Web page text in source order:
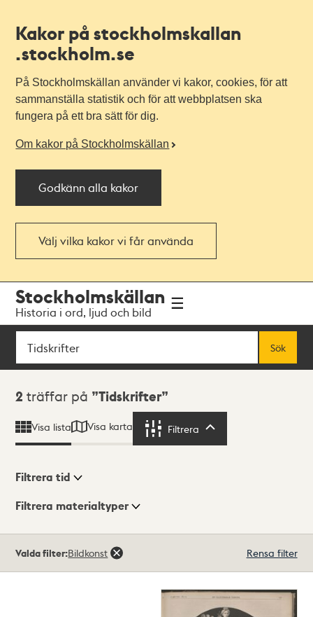
Kakor på stockholmskallan
.stockholm.se
På Stockholmskällan använder vi kakor, cookies, för att
sammanställa statistik och för att webbplatsen ska
fungera på ett bra sätt för dig.
Om kakor på Stockholmskällan
Godkänn alla kakor
Välj vilka kakor vi får använda
navigationen
huvudinnehållet
Stockholmskällan
Historia i ord, ljud och bild
Sök
Sök
Sökresultat
2 träffar på Tidskrifter
Visa lista Visa karta Filtrera
Visningsläge
Filtrera tid
Filtrera materialtyper
träffar
Valda filter:Bildkonst Rensa filter